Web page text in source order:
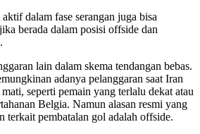
dalam fase serangan juga bisa
berada dalam posisi offside dan
lain dalam skema tendangan bebas.
adanya pelanggaran saat Iran
seperti pemain yang terlalu dekat atau
Belgia. Namun alasan resmi yang
terkait pembatalan gol adalah offside.